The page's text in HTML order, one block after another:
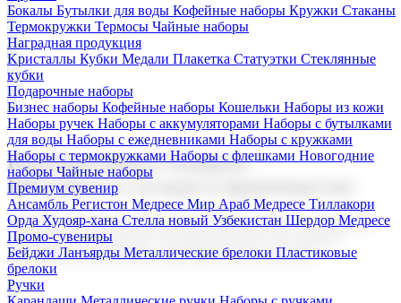
Бокалы Бутылки для воды Кофейные наборы Кружки Стаканы
Термокружки Термосы Чайные наборы
Наградная продукция
Kристаллы Кубки Медали Плакетка Статуэтки Стеклянные
кубки
Подарочные наборы
Бизнес наборы Кофейные наборы Кошельки Наборы из кожи
Наборы ручек Наборы с аккумуляторами Наборы с бутылками
для воды Наборы с ежедневниками Наборы с кружками
Наборы с термокружками Наборы с флешками Новогодние
наборы Чайные наборы
Премиум сувенир
Ансамбль Регистон Медресе Мир Араб Медресе Тиллакори
Орда Худояр-хана Стелла новый Узбекистан Шердор Медресе
Промо-сувениры
Бейджи Ланъярды Металлические брелоки Пластиковые
брелоки
Ручки
Корпоративные подарки
Поставка со склада и производство
Мы предлагаем широкий выбор корпоративных подарков и
сувениров с логотипом. В нашем каталоге вы найдете
продукцию для бизнеса, мероприятия и клиентов.